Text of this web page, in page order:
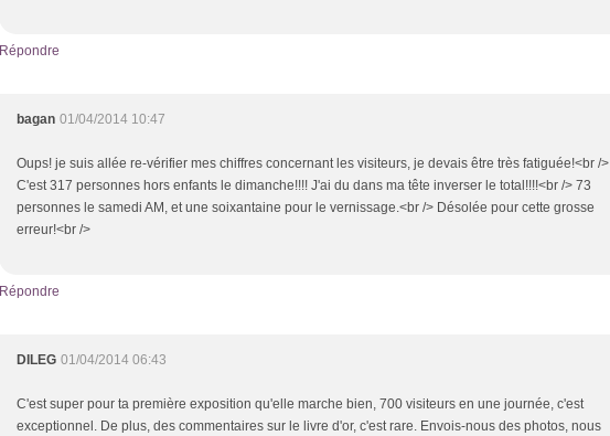
Répondre
bagan 01/04/2014 10:47
Oups! je suis allée re-vérifier mes chiffres concernant les visiteurs, je devais être très fatiguée!<br />
C'est 317 personnes hors enfants le dimanche!!!! J'ai du dans ma tête inverser le total!!!!<br /> 73
personnes le samedi AM, et une soixantaine pour le vernissage.<br /> Désolée pour cette grosse
erreur!<br />
Répondre
DILEG 01/04/2014 06:43
C'est super pour ta première exposition qu'elle marche bien, 700 visiteurs en une journée, c'est
exceptionnel. De plus, des commentaires sur le livre d'or, c'est rare. Envois-nous des photos, nous